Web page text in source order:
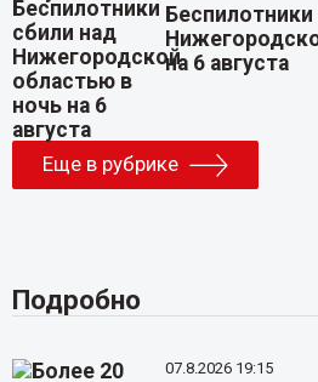
на 6 августа
Еще в рубрике
Подробно
07.8.2026 19:15